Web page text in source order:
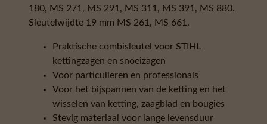
180, MS 271, MS 291, MS 311, MS 391, MS 880.
Sleutelwijdte 19 mm MS 261, MS 661.
Praktische combisleutel voor STIHL
kettingzagen en snoeizagen
Voor particulieren en professionals
Voor het bijspannen van de ketting en het
wisselen van ketting, zaagblad en bougies
Stevig materiaal voor lange levensduur